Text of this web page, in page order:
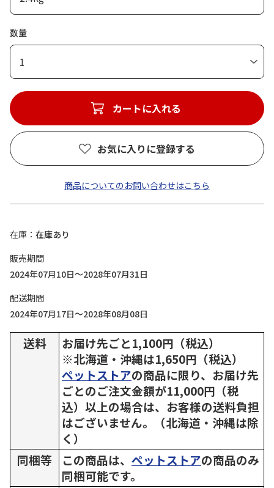
数量
1
カートに入れる
お気に入りに登録する
商品についてのお問い合わせはこちら
在庫
在庫あり
販売期間
2024年07月10日～2028年07月31日
配送期間
2024年07月17日～2028年08月08日
送料
お届け先ごと1,100円（税込）
※北海道・沖縄は1,650円（税込）
ペットストアの商品に限り、お届け先
ごとのご注文金額が11,000円（税
込）以上の場合は、お客様の送料負担
はございません。（北海道・沖縄は除
く）
同梱等
この商品は、 ペットストアの商品のみ
同梱可能です。